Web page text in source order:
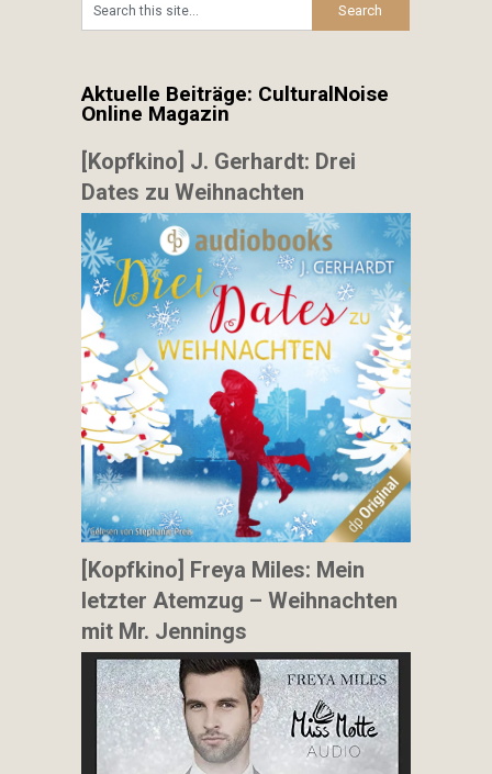
Aktuelle Beiträge: CulturalNoise
Online Magazin
[Kopfkino] J. Gerhardt: Drei
Dates zu Weihnachten
[Kopfkino] Freya Miles: Mein
letzter Atemzug – Weihnachten
mit Mr. Jennings